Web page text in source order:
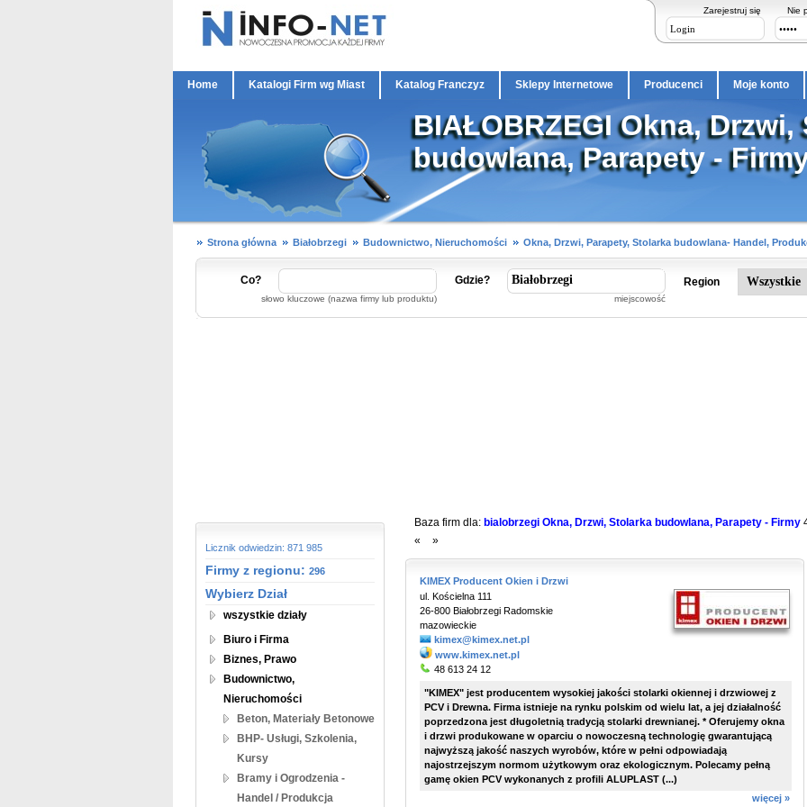
Zarejestruj się Nie
Home Katalogi Firm wg Miast Katalog Franczyz Sklepy Internetowe Producenci Moje konto
BIAŁOBRZEGI Okna, Drzwi,
budowlana, Parapety -
Strona główna Białobrzegi Budownictwo, Nieruchomości Okna, Drzwi, Parapety, Stolarka budowlana- Handel,
Co?
słowo kluczowe (nazwa firmy lub produktu)
Gdzie?
miejscowość
Region
Licznik odwiedzin: 871 985
Firmy z regionu: 296
Wybierz Dział
wszystkie działy
Biuro i Firma
Biznes, Prawo
Budownictwo,
Nieruchomości
Beton, Materiały Betonowe
BHP- Usługi, Szkolenia,
Kursy
Bramy i Ogrodzenia -
Handel / Produkcja
Baza firm dla: bialobrzegi Okna, Drzwi, Stolarka budowlana, Parapety - Firmy
«
»
KIMEX Producent Okien i Drzwi
ul. Kościelna 111
26-800 Białobrzegi Radomskie
mazowieckie
kimex@kimex.net.pl
www.kimex.net.pl
48 613 24 12
"KIMEX" jest producentem wysokiej jakości stolarki okiennej i drzwiowej z
PCV i Drewna. Firma istnieje na rynku polskim od wielu lat, a jej działalność
poprzedzona jest długoletnią tradycją stolarki drewnianej. * Oferujemy okna
i drzwi produkowane w oparciu o nowoczesną technologię gwarantującą
najwyższą jakość naszych wyrobów, które w pełni odpowiadają
najostrzejszym normom użytkowym oraz ekologicznym. Polecamy pełną
gamę okien PCV wykonanych z profili ALUPLAST (...)
więcej »